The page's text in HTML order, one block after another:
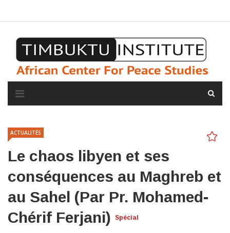
ACTUALITÉS
Le chaos libyen et ses
conséquences au Maghreb et
au Sahel (Par Pr. Mohamed-
Chérif Ferjani)
Spécial